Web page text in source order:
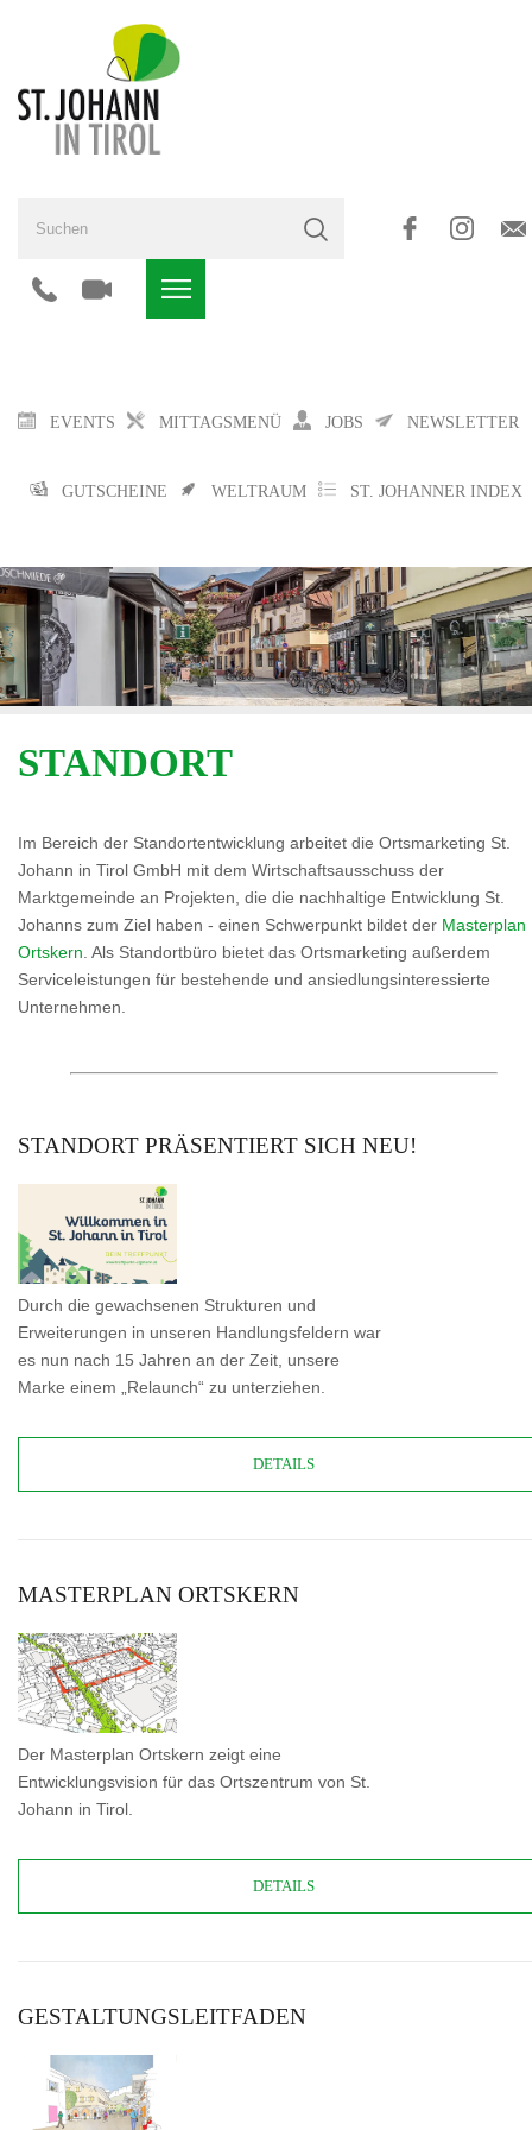
EVENTS MITTAGSMENÜ JOBS NEWSLETTER
GUTSCHEINE WELTRAUM ST. JOHANNER INDEX
STANDORT
Im Bereich der Standortentwicklung arbeitet die Ortsmarketing St.
Johann in Tirol GmbH mit dem Wirtschaftsausschuss der
Marktgemeinde an Projekten, die die nachhaltige Entwicklung St.
Johanns zum Ziel haben - einen Schwerpunkt bildet der Masterplan
Ortskern . Als Standortbüro bietet das Ortsmarketing außerdem
Serviceleistungen für bestehende und ansiedlungsinteressierte
Unternehmen.
STANDORT PRÄSENTIERT SICH NEU!
Durch die gewachsenen Strukturen und
Erweiterungen in unseren Handlungsfeldern war
es nun nach 15 Jahren an der Zeit, unsere
Marke einem „Relaunch“ zu unterziehen.
DETAILS
MASTERPLAN ORTSKERN
Der Masterplan Ortskern zeigt eine
Entwicklungsvision für das Ortszentrum von St.
Johann in Tirol.
DETAILS
GESTALTUNGSLEITFADEN